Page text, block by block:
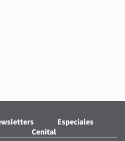
Especiales
Cenital